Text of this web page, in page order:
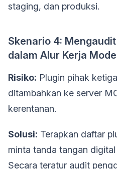
staging, dan produksi.
Skenario 4:
dalam Alur Kerja
Risiko: Plugin pihak
ditambahkan ke server
kerentanan.
Solusi: Terapkan daftar
minta tanda tangan
Secara teratur audit